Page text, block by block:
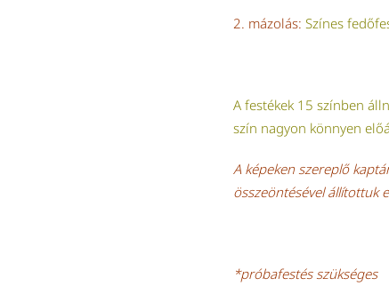
2. mázolás: Színes
A festékek 15 színben
szín nagyon könnyen
A képeken szereplő
összeöntésével állítottuk
*próbafestés szükséges